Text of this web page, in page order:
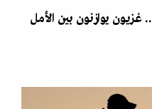
غزيون يوازنون بين الأمل